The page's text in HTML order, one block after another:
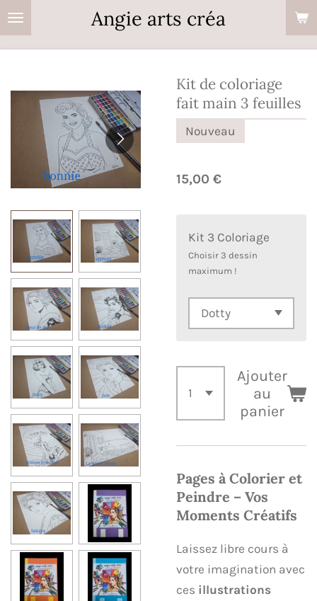
Passer
au
Angie arts créa
Kit de coloriage
fait main 3 feuilles
Nouveau
15,00 €
Kit 3 Coloriage
Choisir 3 dessin
maximum !
Ajouter
au
panier
Pages à Colorier et
Peindre – Vos
Moments Créatifs
​Laissez libre cours à
votre imagination avec
ces illustrations